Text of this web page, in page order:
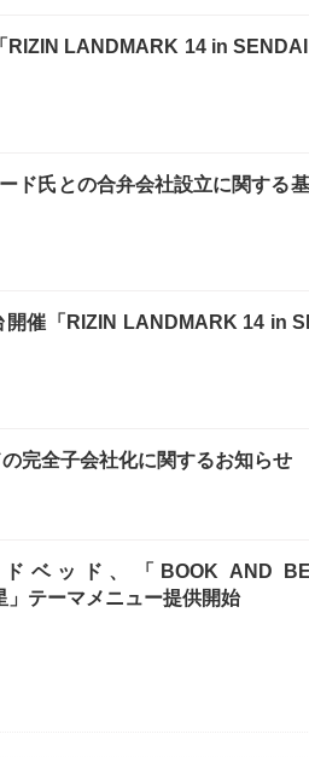
RIZIN LANDMARK 14 in
ド氏との合弁会社設立に関する
催「RIZIN LANDMARK 14 in
完全子会社化に関するお知らせ
ッド、「BOOK AND
テーマメニュー提供開始